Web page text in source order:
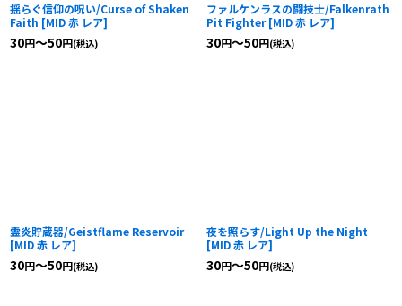
揺らぐ信仰の呪い/Curse of Shaken
Faith [MID 赤 レア]
30円～50円(税込)
ファルケンラスの闘技士/Falkenrath
Pit Fighter [MID 赤 レア]
30円～50円(税込)
霊炎貯蔵器/Geistflame Reservoir
[MID 赤 レア]
30円～50円(税込)
夜を照らす/Light Up the Night
[MID 赤 レア]
30円～50円(税込)